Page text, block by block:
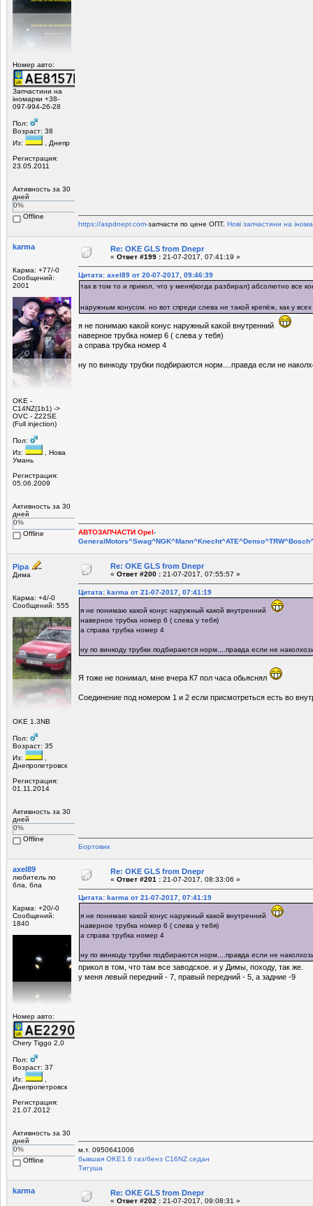
Номер авто:
Запчастини на
іномарки +38-
097-994-26-28
Пол:
Возраст: 38
Из:
, Днепр
Регистрация:
23.05.2011
Активность за 30
дней
0%
Offline
https://aspdnepr.com-запчасти по цене ОПТ. Нові запчастини на
karma
Карма: +77/-0
Сообщений:
2001
OKE -
С14NZ(1b1) ->
OVC - Z22SE
(Full injection)
Пол:
Из:
, Нова
Умань
Регистрация:
05.06.2009
Активность за 30
дней
0%
Offline
Re: OKE GLS from Dnepr
« Ответ #199 : 21-07-2017, 07:41:19 »
Цитата: axel89 от 20-07-2017, 09:46:39
так в том то и прикол, что у меня(когда разбирал) абсолютно все
наружным конусом. но вот спреди слева не такой крепёж, как у всех
я не понимаю какой конус наружный какой внутренний
наверное трубка номер 6 ( слева у тебя)
а справа трубка номер 4
ну по винкоду трубки подбираются норм....правда если не
АВТОЗАПЧАСТИ Opel-
Pipa
Дима
Карма: +4/-0
Сообщений: 555
OKE 1.3NB
Пол:
Возраст: 35
Из:
Днепропетровск
Регистрация:
01.11.2014
Активность за 30
дней
0%
Offline
Re: OKE GLS from Dnepr
« Ответ #200 : 21-07-2017, 07:55:57 »
Цитата: karma от 21-07-2017, 07:41:19
я не понимаю какой конус наружный какой внутренний
наверное трубка номер 6 ( слева у тебя)
а справа трубка номер 4
ну по винкоду трубки подбираются норм....правда если не
Я тоже не понимал, мне вчера К7 пол часа обьяснял
Соединение под номером 1 и 2 если присмотреться есть во
Бортовик
axel89
любитель по
бла, бла
Карма: +20/-0
Сообщений:
1840
Номер авто:
Chery Tiggo 2,0
Пол:
Возраст: 37
Из:
,
Днепропетровск
Регистрация:
21.07.2012
Активность за 30
дней
0%
Offline
Re: OKE GLS from Dnepr
« Ответ #201 : 21-07-2017, 08:33:06 »
Цитата: karma от 21-07-2017, 07:41:19
я не понимаю какой конус наружный какой внутренний
наверное трубка номер 6 ( слева у тебя)
а справа трубка номер 4
ну по винкоду трубки подбираются норм....правда если не
прикол в том, что там все заводское. и у Димы, походу, так же.
у меня левый передний - 7, правый передний - 5, а задние -9
м.т. 0950641006
бывшая OKЕ1.6 газ/бенз C16NZ седан
Tигуша
karma Re: OKE GLS from Dnepr
« Ответ #202 : 21-07-2017, 09:08:31 »